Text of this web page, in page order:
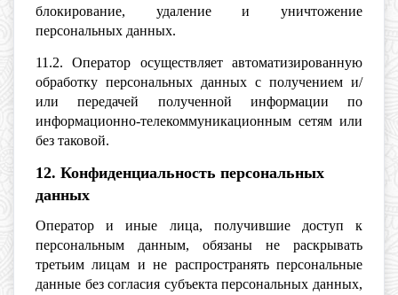
блокирование, удаление и уничтожение
персональных данных.
11.2. Оператор осуществляет автоматизированную
обработку персональных данных с получением и/
или передачей полученной информации по
информационно-телекоммуникационным сетям или
без таковой.
12. Конфиденциальность персональных
данных
Оператор и иные лица, получившие доступ к
персональным данным, обязаны не раскрывать
третьим лицам и не распространять персональные
данные без согласия субъекта персональных данных,